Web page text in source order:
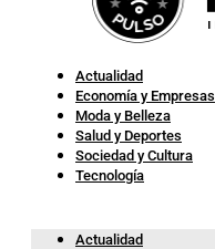
Actualidad
Economía y Empresas
Moda y Belleza
Salud y Deportes
Sociedad y Cultura
Tecnología
Actualidad